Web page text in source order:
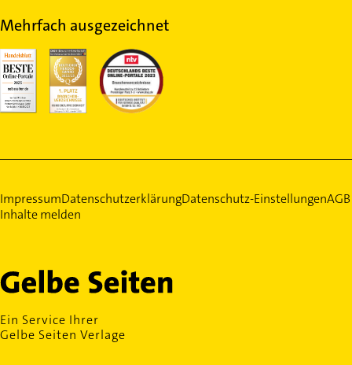
Mehrfach ausgezeichnet
ImpressumDatenschutzerklärungDatenschutz-EinstellungenAGB
Inhalte melden
Ein Service Ihrer
Gelbe Seiten Verlage